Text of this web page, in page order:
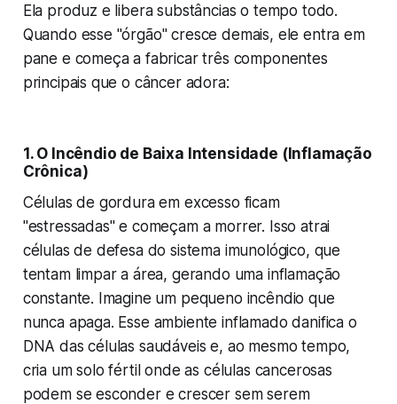
Ela produz e libera substâncias o tempo todo.
Quando esse "órgão" cresce demais, ele entra em
pane e começa a fabricar três componentes
principais que o câncer adora:
1. O Incêndio de Baixa Intensidade (Inflamação
Crônica)
Células de gordura em excesso ficam
"estressadas" e começam a morrer. Isso atrai
células de defesa do sistema imunológico, que
tentam limpar a área, gerando uma inflamação
constante. Imagine um pequeno incêndio que
nunca apaga. Esse ambiente inflamado danifica o
DNA das células saudáveis e, ao mesmo tempo,
cria um solo fértil onde as células cancerosas
podem se esconder e crescer sem serem